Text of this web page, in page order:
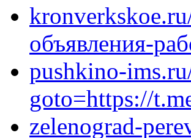
объявления-
pushkino-
goto=https://
zelenograd-